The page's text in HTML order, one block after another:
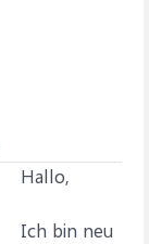
Hallo,
Ich bin neu